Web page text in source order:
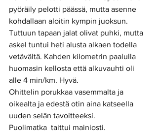
pyöräily pelotti päässä, mutta asenne
kohdallaan aloitin kympin juoksun.
Tuttuun tapaan jalat olivat puhki, mutta
askel tuntui heti alusta alkaen todella
vetävältä. Kahden kilometrin paalulla
huomasin kellosta että alkuvauhti oli
alle 4 min/km. Hyvä.
Ohittelin porukkaa vasemmalta ja
oikealta ja edestä otin aina katseella
uuden selän tavoitteeksi.
Puolimatka  taittui mainiosti.